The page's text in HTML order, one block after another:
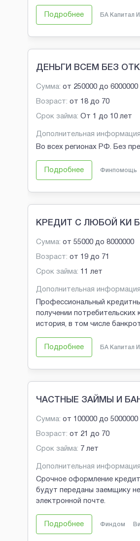
Подробнее БА Капитал
ДЕНЬГИ ВСЕМ БЕЗ
Сумма: от 250000 до 6000000
Возраст: от 18 до 70
Срок займа: От 1 до 10 лет
Дополнительная
Во всех регионах РФ. Без
Подробнее Финпомощь
КРЕДИТ С ЛЮБОЙ КИ
Сумма: от 55000 до 8000000
Возраст: от 19 до 71
Срок займа: 11 лет
Дополнительная
Профессиональный
получении
история, в том числе
Подробнее БА Капитал
ЧАСТНЫЕ ЗАЙМЫ И
Сумма: от 100000 до 5000000
Возраст: от 21 до 70
Срок займа: 7 лет
Дополнительная
Срочное оформление
будут переданы заемщику
электронной почте.
Подробнее Финдом